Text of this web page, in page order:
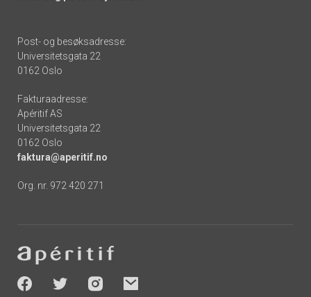
Post- og besøksadresse:
Universitetsgata 22
0162 Oslo
Fakturaadresse:
Apéritif AS
Universitetsgata 22
0162 Oslo
faktura@aperitif.no
Org. nr. 972 420 271
-